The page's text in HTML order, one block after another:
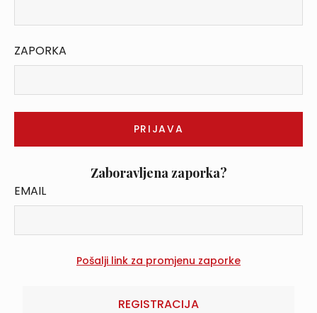
ZAPORKA
Zaboravljena zaporka?
EMAIL
REGISTRACIJA